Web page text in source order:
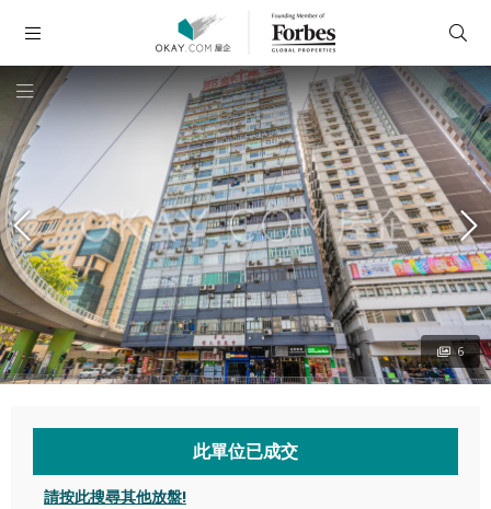
此單位已成交
請按此搜尋其他放盤!
6